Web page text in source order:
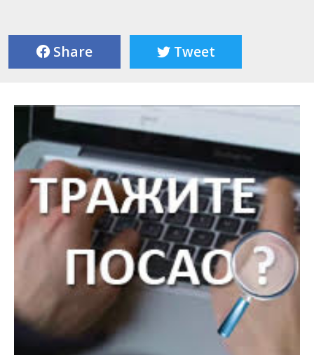
Share Tweet